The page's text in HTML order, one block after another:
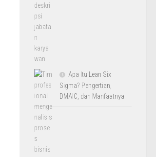
Apa Itu Lean Six
Sigma? Pengertian,
DMAIC, dan Manfaatnya